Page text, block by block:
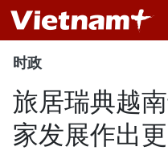
时政
旅居瑞典越
家发展作出